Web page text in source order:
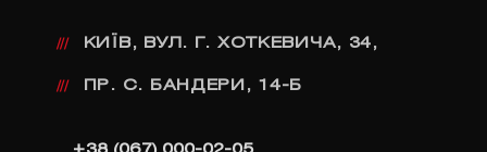
/// КИЇВ, ВУЛ. Г. ХОТКЕВИЧА, 34,
/// ПР. С. БАНДЕРИ, 14-Б